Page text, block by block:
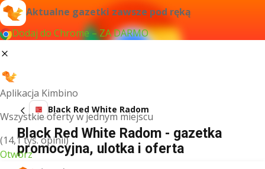
Aktualne gazetki zawsze pod ręką
Dodaj do Chrome – ZA DARMO
Aplikacja Kimbino
Wszystkie oferty w jednym miejscu
(14,1 tys. opinii)
Otwórz
Black Red White Radom
Black Red White Radom - gazetka
promocyjna, ulotka i oferta